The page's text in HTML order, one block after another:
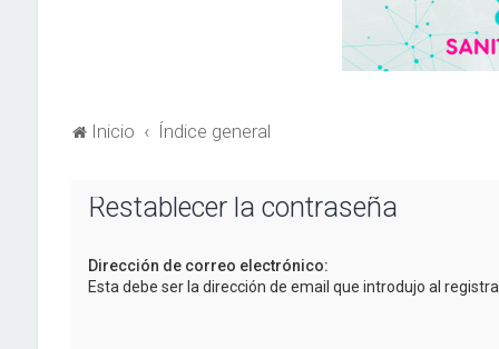
Inicio Índice general
Restablecer la contraseña
Dirección de correo electrónico:
Esta debe ser la dirección de email que introdujo al